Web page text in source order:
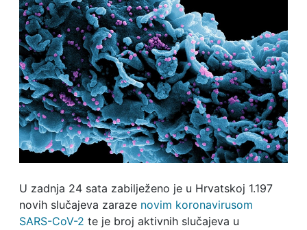
U zadnja 24 sata zabilježeno je u Hrvatskoj 1.197
novih slučajeva zaraze novim koronavirusom
SARS-CoV-2 te je broj aktivnih slučajeva u